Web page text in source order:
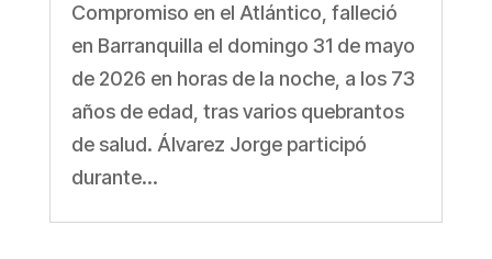
Compromiso en el Atlántico, falleció
en Barranquilla el domingo 31 de mayo
de 2026 en horas de la noche, a los 73
años de edad, tras varios quebrantos
de salud. Álvarez Jorge participó
durante...